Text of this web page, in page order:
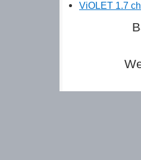
ViOLET 1.7